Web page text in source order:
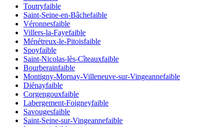
Toutryfaible
Saint-Seine-en-Bâchefaible
Véronnesfaible
Villers-la-Fayefaible
Ménétreux-le-Pitoisfaible
Spoyfaible
Saint-Nicolas-lès-Cîteauxfaible
Bourberainfaible
Montigny-Mornay-Villeneuve-sur-Vingeannefaible
Diénayfaible
Corgengouxfaible
Labergement-Foigneyfaible
Savougesfaible
Saint-Seine-sur-Vingeannefaible